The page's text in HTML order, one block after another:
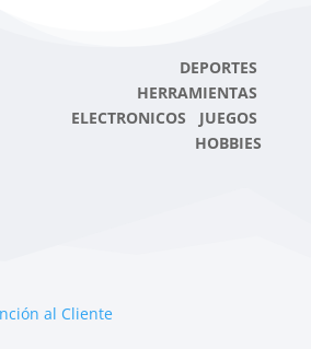
DEPORTES
HERRAMIENTAS
ELECTRONICOS JUEGOS
HOBBIES
al Cliente